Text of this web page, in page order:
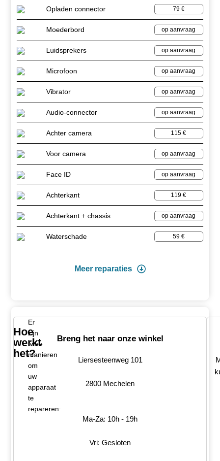
Opladen connector 79 €
Moederbord op aanvraag
Luidsprekers op aanvraag
Microfoon op aanvraag
Vibrator op aanvraag
Audio-connector op aanvraag
Achter camera 115 €
Voor camera op aanvraag
Face ID op aanvraag
Achterkant 119 €
Achterkant + chassis op aanvraag
Waterschade 59 €
Meer reparaties
Hoe
werkt
het?
Er
zijn
twee
manieren
om
uw
apparaat
te
repareren:
Breng het naar onze winkel
Liersesteenweg 101
2800 Mechelen
Ma-Za: 10h - 19h
Vri: Gesloten